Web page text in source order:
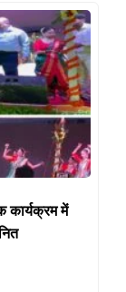
कार्यक्रम में